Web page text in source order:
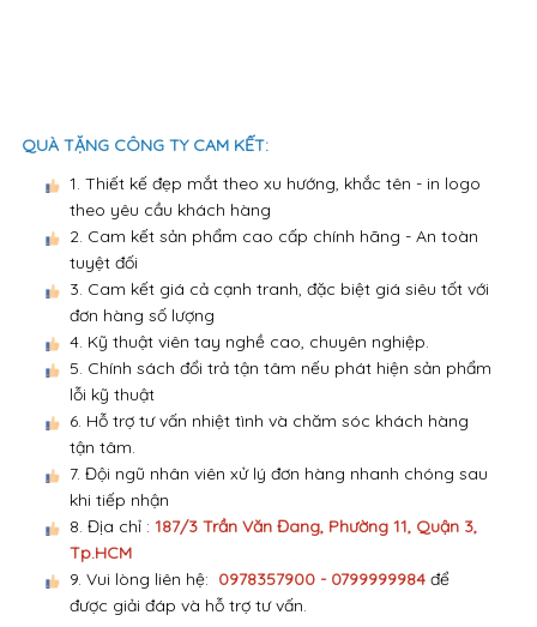
QUÀ TẶNG CÔNG TY CAM KẾT:
1. Thiết kế đẹp mắt theo xu hướng, khắc tên - in logo
theo yêu cầu khách hàng
2. Cam kết sản phẩm cao cấp chính hãng - An toàn
tuyệt đối
3. Cam kết giá cả cạnh tranh, đặc biệt giá siêu tốt với
đơn hàng số lượng
4. Kỹ thuật viên tay nghề cao, chuyên nghiệp.
5. Chính sách đổi trả tận tâm nếu phát hiện sản phẩm
lỗi kỹ thuật
6. Hỗ trợ tư vấn nhiệt tình và chăm sóc khách hàng
tận tâm.
7. Đội ngũ nhân viên xử lý đơn hàng nhanh chóng sau
khi tiếp nhận
8. Địa chỉ : 187/3 Trần Văn Đang, Phường 11, Quận 3,
Tp.HCM
9. Vui lòng liên hệ: 0978357900 - 0799999984 để
được giải đáp và hỗ trợ tư vấn.